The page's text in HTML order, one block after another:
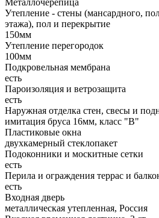
Металлочерепица
Утепление - стены (мансардного,
этажа), пол и перекрытие
150мм
Утепление перегородок
100мм
Подкровельная мембрана
есть
Пароизоляция и ветрозащита
есть
Наружная отделка стен, свесы и
имитация бруса 16мм, класс "В"
Пластиковые окна
двухкамерный стеклопакет
Подоконники и москитные сетки
есть
Перила и ограждения террас и
есть
Входная дверь
металлическая утепленная, Россия